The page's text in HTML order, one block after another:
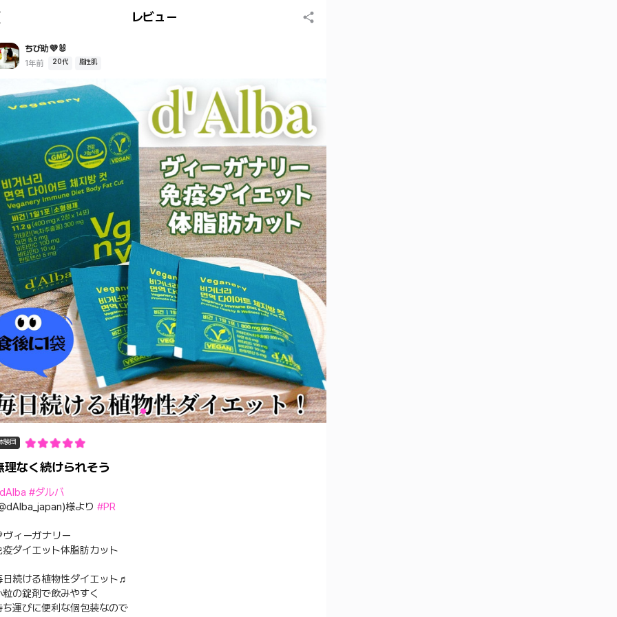
レビュー
ちび助💜‪🐰
1年前 20代 脂性肌
験団
理なく続けられそう
#ダルバ
様より #PR
ヴィーガナリー
疫ダイエット体脂肪カット
日続ける植物性ダイエット♬
粒の錠剤で飲みやすく
ち運びに便利な個包装なので